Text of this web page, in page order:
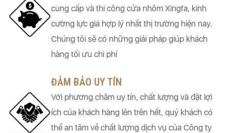
cung cấp và thi công cửa nhôm Xingfa, kính
cường lực giá hợp lý nhất thị trường hiện nay.
Chúng tôi sẽ có những giải pháp giúp khách
hàng tối ưu chi phí
ĐẢM BẢO UY TÍN
Với phương châm uy tín, chất lượng và đặt lợi
ích của khách hàng lên trên hết, quý khách có
thể an tâm về chất lượng dịch vụ của Công ty